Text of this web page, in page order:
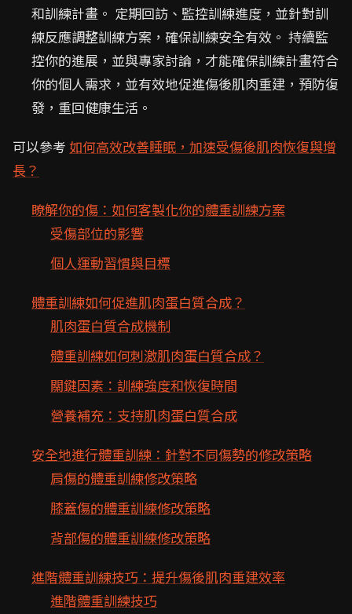
和訓練計畫。 定期回訪、監控訓練進度，並針對訓
練反應調整訓練方案，確保訓練安全有效。 持續監
控你的進展，並與專家討論，才能確保訓練計畫符合
你的個人需求，並有效地促進傷後肌肉重建，預防復
發，重回健康生活。
可以參考 如何高效改善睡眠，加速受傷後肌肉恢復與增
長？
瞭解你的傷：如何客製化你的體重訓練方案
受傷部位的影響
個人運動習慣與目標
體重訓練如何促進肌肉蛋白質合成？
肌肉蛋白質合成機制
體重訓練如何刺激肌肉蛋白質合成？
關鍵因素：訓練強度和恢復時間
營養補充：支持肌肉蛋白質合成
安全地進行體重訓練：針對不同傷勢的修改策略
肩傷的體重訓練修改策略
膝蓋傷的體重訓練修改策略
背部傷的體重訓練修改策略
進階體重訓練技巧：提升傷後肌肉重建效率
進階體重訓練技巧